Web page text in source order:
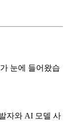
눈에 들어왔습
자와 AI 모델 사